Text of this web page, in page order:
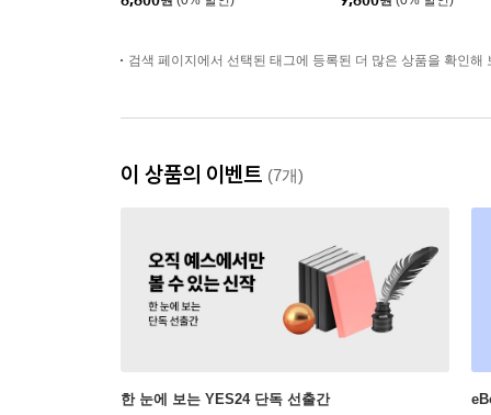
검색 페이지에서 선택된 태그에 등록된 더 많은 상품을 확인해
이 상품의 이벤트 (7개)
한 눈에 보는 YES24 단독 선출간